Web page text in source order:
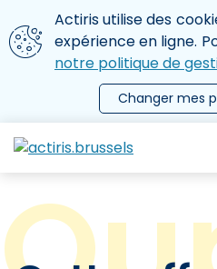
Aller au contenu principal
Nous utilisons des cookies
Actiris utilise des
expérience en ligne.
notre politique de
Changer mes
le menu